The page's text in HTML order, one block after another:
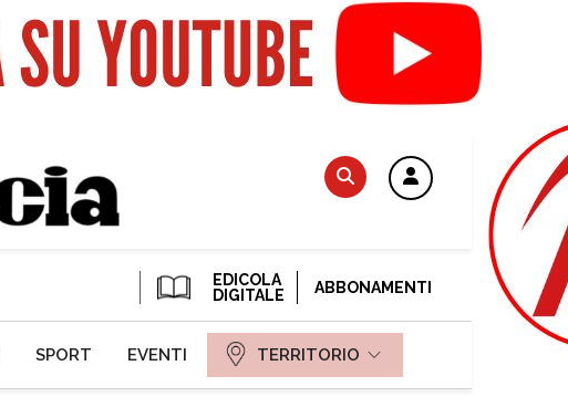
EDICOLA
DIGITALE
ABBONAMENTI
SPORT EVENTI TERRITORIO